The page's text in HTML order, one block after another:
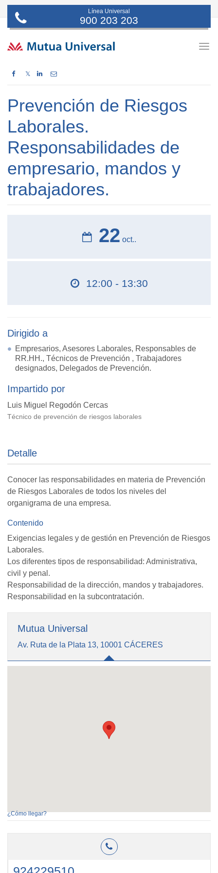
Línea Universal
900 203 203
𝕏
Prevención de Riesgos
Laborales.
Responsabilidades de
empresario, mandos y
trabajadores.
22 oct..
12:00 - 13:30
Dirigido a
Empresarios, Asesores Laborales, Responsables de
RR.HH., Técnicos de Prevención , Trabajadores
designados, Delegados de Prevención.
Impartido por
Luis Miguel Regodón Cercas
Técnico de prevención de riesgos laborales
Detalle
Conocer las responsabilidades en materia de Prevención
de Riesgos Laborales de todos los niveles del
organigrama de una empresa.
Contenido
Exigencias legales y de gestión en Prevención de Riesgos
Laborales.
Los diferentes tipos de responsabilidad: Administrativa,
civil y penal.
Responsabilidad de la dirección, mandos y trabajadores.
Responsabilidad en la subcontratación.
Mutua Universal
Av. Ruta de la Plata 13, 10001 CÁCERES
¿Cómo llegar?